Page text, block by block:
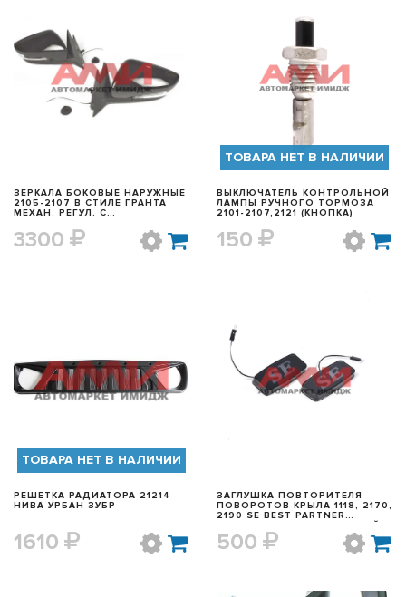
БЫСТРЫЙ ПРОСМОТР
ЗЕРКАЛА БОКОВЫЕ НАРУЖНЫЕ
2105-2107 В СТИЛЕ ГРАНТА
МЕХАН. РЕГУЛ. С
3300
БЫСТРЫЙ ПРОСМОТР
ТОВАРА НЕТ В НАЛИЧИИ
ВЫКЛЮЧАТЕЛЬ КОНТРОЛЬНОЙ
ЛАМПЫ РУЧНОГО ТОРМОЗА
2101-2107,2121 (КНОПКА)
150
БЫСТРЫЙ ПРОСМОТР
ТОВАРА НЕТ В НАЛИЧИИ
РЕШЕТКА РАДИАТОРА 21214
НИВА УРБАН ЗУБР
1610
БЫСТРЫЙ ПРОСМОТР
ЗАГЛУШКА ПОВТОРИТЕЛЯ
ПОВОРОТОВ КРЫЛА 1118, 2170,
2190 SE BEST PARTNER
СВЕТОДИОД.ЧЕРНАЯ (БЕЛЫЙ
СВЕТ)
500